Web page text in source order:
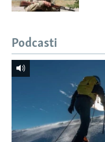
Podcasti